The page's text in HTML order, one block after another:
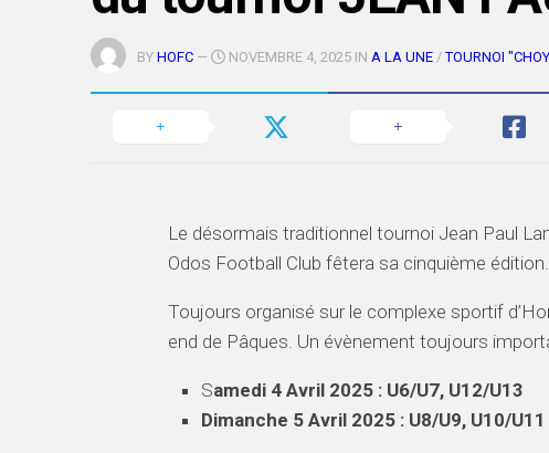
BY HOFC— NOVEMBRE 4, 2025 IN A LA UNE/TOURNOI
Le désormais traditionnel tournoi Jean Paul
Odos Football Club fêtera sa cinquième édition.
Toujours organisé sur le complexe sportif
end de Pâques. Un évènement toujours
Samedi 4 Avril 2025 : U6/U7, U12/U13
Dimanche 5 Avril 2025 : U8/U9, U10/U11